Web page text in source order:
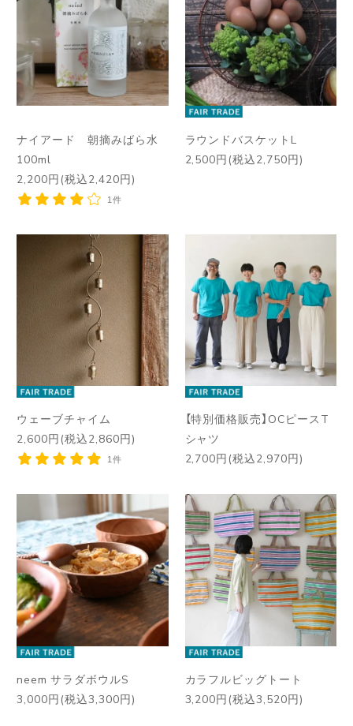
ナイアード 朝摘みばら水
100ml
2,200円(税込2,420円)
1件
ラウンドバスケットL
2,500円(税込2,750円)
ウェーブチャイム
2,600円(税込2,860円)
1件
【特別価格販売】OCピースT
シャツ
2,700円(税込2,970円)
neem サラダボウルS
3,000円(税込3,300円)
カラフルビッグトート
3,200円(税込3,520円)